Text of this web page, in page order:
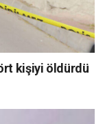
kişiyi öldürdü